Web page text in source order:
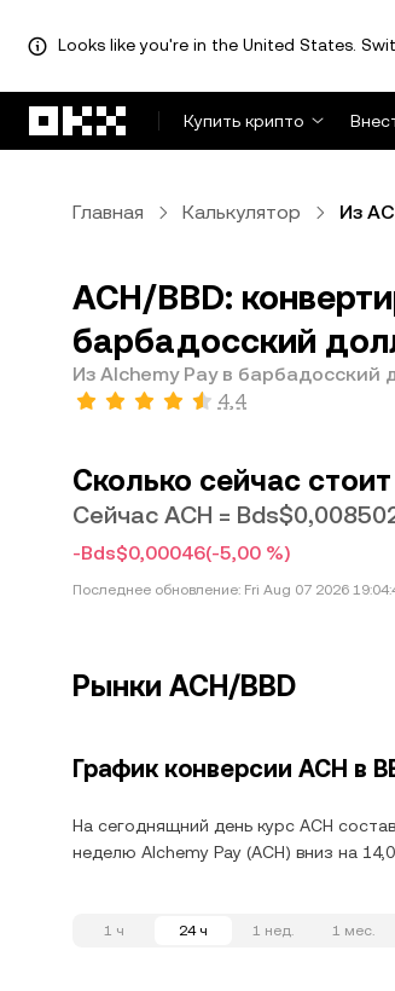
Looks like you're in the United States.
Купить крипто
Главная Калькулятор Из
ACH/BBD:
барбадосский
Из Alchemy Pay в барбадосский
4,4
Сколько сейчас
Сейчас ACH =
-Bds$0,00046(-5,00 %)
Последнее обновление: Fri Aug 07 2026
Рынки ACH/BBD
График конверсии ACH в
На сегоднящний день курс ACH
неделю Alchemy Pay (ACH) вниз на
1 ч 24 ч 1 нед. 1 мес.